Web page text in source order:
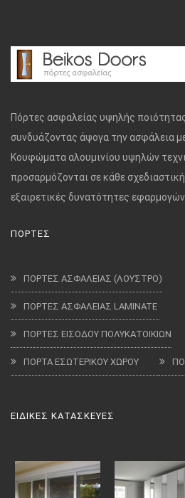
Πόρτες ασφαλείας υψηλής
συνδυάζοντας άψογα την ασφάλεια
Κουφώματα αλουμινίου υψηλών
προσαρμόζονται σε κάθε
εξαιρετικές δυνατότητες εφαρμογών.
ΠΟΡΤΕΣ
ΠΟΡΤΕΣ ΑΣΦΑΛΕΙΑΣ (ΛΟΥΣΤΡΟ)
ΠΟΡΤΕΣ ΑΣΦΑΛΕΙΑΣ LAMINATE
ΠΟΡΤΕΣ ΕΙΣΟΔΟΥ ΠΟΛΥΚΑΤΟΙΚΙΩΝ
ΠΟΡΤΑ ΕΣΩΤΕΡΙΚΟΥ ΧΩΡΟΥ
ΕΙΔΙΚΕΣ ΚΑΤΑΣΚΕΥΕΣ